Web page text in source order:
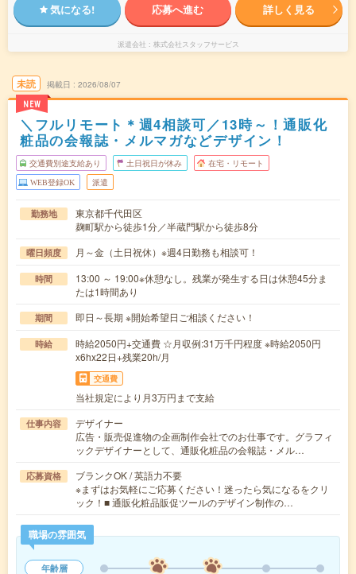
気になる! 応募へ進む 詳しく見る
派遣会社 株式会社スタッフサービス
未読
NEW
掲載日 2026/08/07
＼フルリモート＊週4相談可／13時～！通販化
粧品の会報誌・メルマガなどデザイン！
交通費別途支給あり 土日祝日が休み 在宅・リモート
WEB登録OK 派遣
勤務地
東京都千代田区
麹町駅から徒歩1分／半蔵門駅から徒歩8分
曜日頻度 月～金（土日祝休）※週4日勤務も相談可！
時間
13:00 ～ 19:00※休憩なし。残業が発生する日は休憩45分ま
たは1時間あり
期間 即日～長期 ※開始希望日ご相談ください！
時給
時給2050円+交通費 ☆月収例:31万千円程度 ※時給2050円
x6hx22日+残業20h/月
交通費
当社規定により月3万円まで支給
仕事内容
デザイナー
広告・販売促進物の企画制作会社でのお仕事です。グラフィ
ックデザイナーとして、通販化粧品の会報誌・メル…
応募資格
ブランクOK / 英語力不要
※まずはお気軽にご応募ください！迷ったら気になるをクリ
ック！■ 通販化粧品販促ツールのデザイン制作の…
職場の雰囲気
年齢層